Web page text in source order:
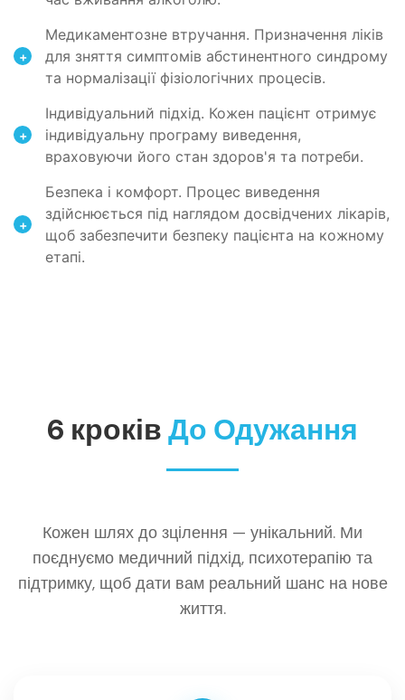
+
Медикаментозне втручання. Призначення ліків
для зняття симптомів абстинентного синдрому
та нормалізації фізіологічних процесів.
+
Індивідуальний підхід. Кожен пацієнт отримує
індивідуальну програму виведення,
враховуючи його стан здоров'я та потреби.
+
Безпека і комфорт. Процес виведення
здійснюється під наглядом досвідчених лікарів,
щоб забезпечити безпеку пацієнта на кожному
етапі.
6 кроківДо Одужання
Кожен шлях до зцілення — унікальний. Ми
поєднуємо медичний підхід, психотерапію та
підтримку, щоб дати вам реальний шанс на нове
життя.